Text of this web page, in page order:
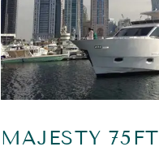
MAJESTY 75FT